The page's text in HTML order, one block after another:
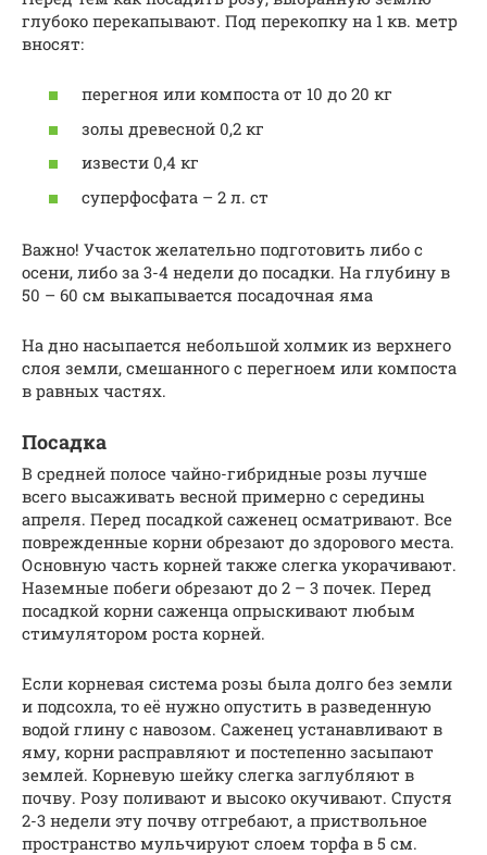
глубоко перекапывают. Под перекопку на 1 кв. метр
вносят:
перегноя или компоста от 10 до 20 кг
золы древесной 0,2 кг
извести 0,4 кг
суперфосфата – 2 л. ст
Важно! Участок желательно подготовить либо с
осени, либо за 3-4 недели до посадки. На глубину в
50 – 60 см выкапывается посадочная яма
На дно насыпается небольшой холмик из верхнего
слоя земли, смешанного с перегноем или компоста
в равных частях.
Посадка
В средней полосе чайно-гибридные розы лучше
всего высаживать весной примерно с середины
апреля. Перед посадкой саженец осматривают. Все
поврежденные корни обрезают до здорового места.
Основную часть корней также слегка укорачивают.
Наземные побеги обрезают до 2 – 3 почек. Перед
посадкой корни саженца опрыскивают любым
стимулятором роста корней.
Если корневая система розы была долго без земли
и подсохла, то её нужно опустить в разведенную
водой глину с навозом. Саженец устанавливают в
яму, корни расправляют и постепенно засыпают
землей. Корневую шейку слегка заглубляют в
почву. Розу поливают и высоко окучивают. Спустя
2-3 недели эту почву отгребают, а приствольное
пространство мульчируют слоем торфа в 5 см.